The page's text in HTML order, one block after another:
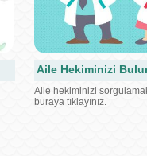
Aile Hekiminizi
Aile hekiminizi
buraya tıklayınız.